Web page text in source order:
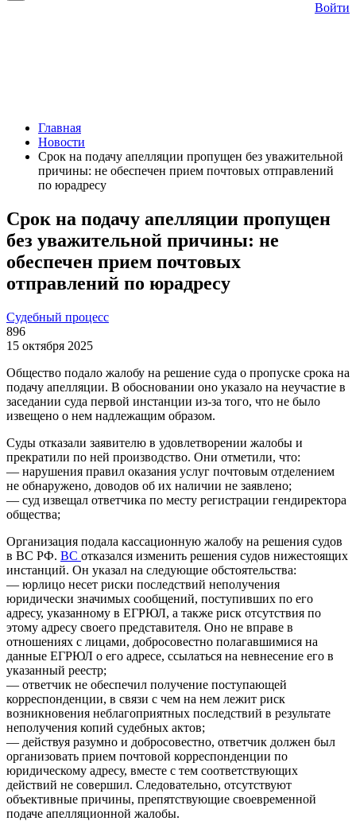
Войти
Главная
Новости
Срок на подачу апелляции пропущен без уважительной
причины: не обеспечен прием почтовых отправлений
по юрадресу
Срок на подачу апелляции пропущен
без уважительной причины: не
обеспечен прием почтовых
отправлений по юрадресу
Судебный процесс
896
15 октября 2025
Общество подало жалобу на решение суда о пропуске срока на
подачу апелляции. В обосновании оно указало на неучастие в
заседании суда первой инстанции из-за того, что не было
извещено о нем надлежащим образом.
Суды отказали заявителю в удовлетворении жалобы и
прекратили по ней производство. Они отметили, что:
— нарушения правил оказания услуг почтовым отделением
не обнаружено, доводов об их наличии не заявлено;
— суд извещал ответчика по месту регистрации гендиректора
общества;
Организация подала кассационную жалобу на решения судов
в ВС РФ. ВС отказался изменить решения судов нижестоящих
инстанций. Он указал на следующие обстоятельства:
— юрлицо несет риски последствий неполучения
юридически значимых сообщений, поступивших по его
адресу, указанному в ЕГРЮЛ, а также риск отсутствия по
этому адресу своего представителя. Оно не вправе в
отношениях с лицами, добросовестно полагавшимися на
данные ЕГРЮЛ о его адресе, ссылаться на невнесение его в
указанный реестр;
— ответчик не обеспечил получение поступающей
корреспонденции, в связи с чем на нем лежит риск
возникновения неблагоприятных последствий в результате
неполучения копий судебных актов;
— действуя разумно и добросовестно, ответчик должен был
организовать прием почтовой корреспонденции по
юридическому адресу, вместе с тем соответствующих
действий не совершил. Следовательно, отсутствуют
объективные причины, препятствующие своевременной
подаче апелляционной жалобы.